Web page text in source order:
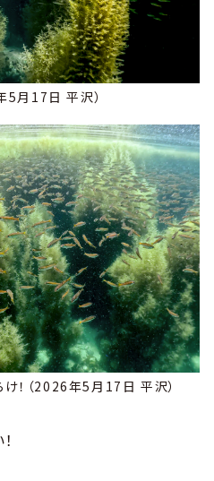
5月17日 平沢）
！（2026年5月17日 平沢）